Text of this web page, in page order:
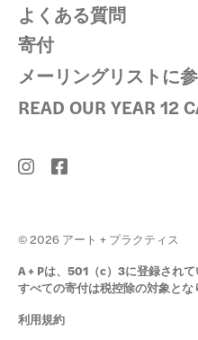
よくある質問
寄付
メーリングリストに
READ OUR YEAR 12
© 2026 アート + プラクティス
A + Pは、501（c）3に登録されて
すべての寄付は税控除の対象とな
利用規約